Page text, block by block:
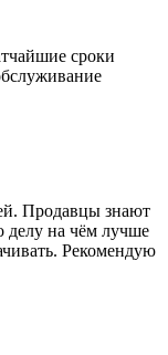
сроки
Продавцы знают
делу на чём лучше
Рекомендую